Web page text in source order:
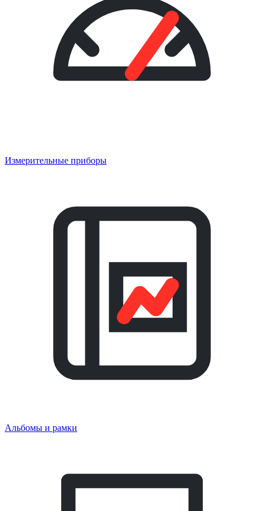
Измерительные приборы
Альбомы и рамки